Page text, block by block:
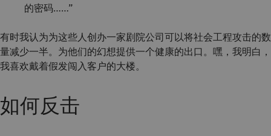
的密码……”
有时我认为为这些人创办一家剧院公司可以将社会工程攻击的数
量减少一半。为他们的幻想提供一个健康的出口。嘿，我明白，
我喜欢戴着假发闯入客户的大楼。
如何反击